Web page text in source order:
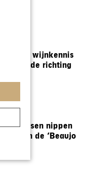
je wijnkennis
de goede richting
Fransen nippen
aan de ‘Beaujo